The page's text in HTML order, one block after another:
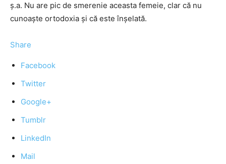
ş.a. Nu are pic de smerenie aceasta femeie, clar că nu
cunoaşte ortodoxia şi că este înşelată.
Share
Facebook
Twitter
Google+
Tumblr
LinkedIn
Mail